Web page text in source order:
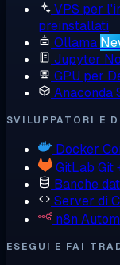
VPS per
preinstallati
Ollama
Jupyter
GPU per
Anaconda
SVILUPPATORI E
Docker
GitLab Git
Banche
Server di
n8n
ESEGUI E FAI